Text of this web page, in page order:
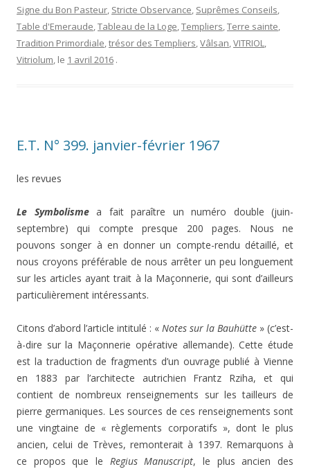
Signe du Bon Pasteur, Stricte Observance, Suprêmes Conseils,
Table d'Emeraude,Tableau de la Loge,Templiers,Terre sainte,
Tradition Primordiale,trésor des Templiers,Vâlsan,VITRIOL,
Vitriolum, le 1 avril 2016 .
E.T. N° 399. janvier-février 1967
les revues
Le Symbolismea fait paraître un numéro double (juin-
septembre) qui compte presque 200 pages. Nous ne
pouvons songer à en donner un compte-rendu détaillé, et
nous croyons préférable de nous arrêter un peu longuement
sur les articles ayant trait à la Maçonnerie, qui sont d’ailleurs
particulièrement intéressants.
Citons d’abord l’article intitulé : « Notes sur la Bauhütte » (c’est-
à-dire sur la Maçonnerie opérative allemande). Cette étude
est la traduction de fragments d’un ouvrage publié à Vienne
en 1883 par l’architecte autrichien Frantz Rziha, et qui
contient de nombreux renseignements sur les tailleurs de
pierre germaniques. Les sources de ces renseignements sont
une vingtaine de « règlements corporatifs », dont le plus
ancien, celui de Trèves, remonterait à 1397. Remarquons à
ce propos que le Regius Manuscript, le plus ancien des